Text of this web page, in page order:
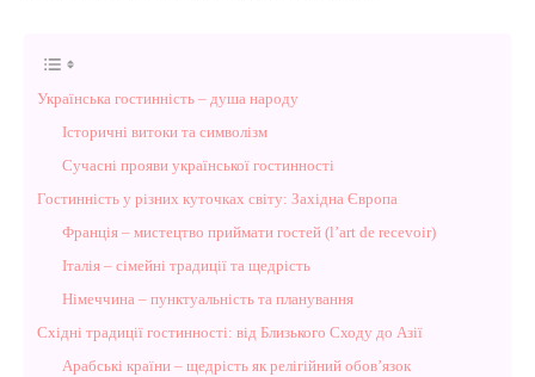
Українська гостинність – душа народу
Історичні витоки та символізм
Сучасні прояви української гостинності
Гостинність у різних куточках світу: Західна Європа
Франція – мистецтво приймати гостей (l’art de recevoir)
Італія – сімейні традиції та щедрість
Німеччина – пунктуальність та планування
Східні традиції гостинності: від Близького Сходу до Азії
Арабські країни – щедрість як релігійний обов’язок